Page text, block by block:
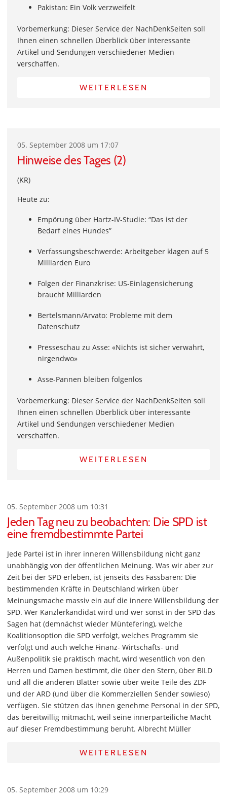
Pakistan: Ein Volk verzweifelt
Vorbemerkung: Dieser Service der NachDenkSeiten soll
Ihnen einen schnellen Überblick über interessante
Artikel und Sendungen verschiedener Medien
verschaffen.
WEITERLESEN
05. September 2008 um 17:07
Hinweise des Tages (2)
(KR)
Heute zu:
Empörung über Hartz-IV-Studie: “Das ist der
Bedarf eines Hundes”
Verfassungsbeschwerde: Arbeitgeber klagen auf 5
Milliarden Euro
Folgen der Finanzkrise: US-Einlagensicherung
braucht Milliarden
Bertelsmann/Arvato: Probleme mit dem
Datenschutz
Presseschau zu Asse: «Nichts ist sicher verwahrt,
nirgendwo»
Asse-Pannen bleiben folgenlos
Vorbemerkung: Dieser Service der NachDenkSeiten soll
Ihnen einen schnellen Überblick über interessante
Artikel und Sendungen verschiedener Medien
verschaffen.
WEITERLESEN
05. September 2008 um 10:31
Jeden Tag neu zu beobachten: Die SPD ist
eine fremdbestimmte Partei
Jede Partei ist in ihrer inneren Willensbildung nicht ganz
unabhängig von der öffentlichen Meinung. Was wir aber zur
Zeit bei der SPD erleben, ist jenseits des Fassbaren: Die
bestimmenden Kräfte in Deutschland wirken über
Meinungsmache massiv ein auf die innere Willensbildung der
SPD. Wer Kanzlerkandidat wird und wer sonst in der SPD das
Sagen hat (demnächst wieder Müntefering), welche
Koalitionsoption die SPD verfolgt, welches Programm sie
verfolgt und auch welche Finanz- Wirtschafts- und
Außenpolitik sie praktisch macht, wird wesentlich von den
Herren und Damen bestimmt, die über den Stern, über BILD
und all die anderen Blätter sowie über weite Teile des ZDF
und der ARD (und über die Kommerziellen Sender sowieso)
verfügen. Sie stützen das ihnen genehme Personal in der SPD,
das bereitwillig mitmacht, weil seine innerparteiliche Macht
auf dieser Fremdbestimmung beruht. Albrecht Müller
WEITERLESEN
05. September 2008 um 10:29